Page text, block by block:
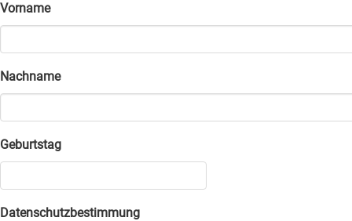
Vorname
Nachname
Geburtstag
Datenschutzbestimmung